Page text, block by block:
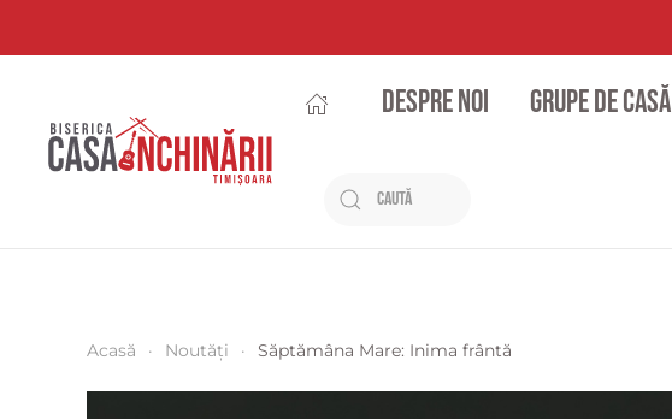
Despre noi Grupe de casă
Acasă Noutăți Săptămâna Mare: Inima frântă